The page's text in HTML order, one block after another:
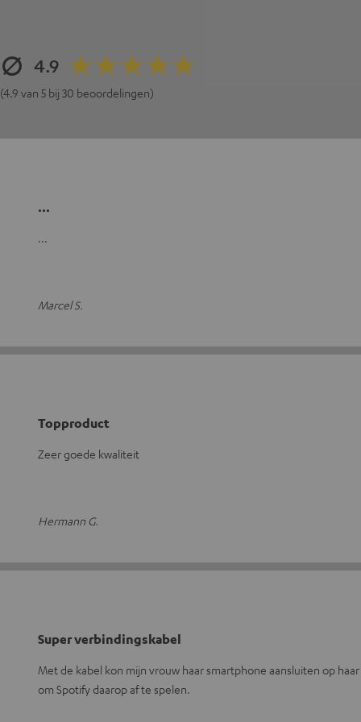
4.9
(4.9 van 5 bij 30 beoordelingen)
...
...
Marcel S.
Topproduct
Zeer goede kwaliteit
Hermann G.
Super verbindingskabel
Met de kabel kon mijn vrouw haar smartphone aansluiten op
om Spotify daarop af te spelen.